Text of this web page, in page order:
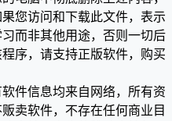
您访问和下载此文件，表示
而非其他用途，否则一切后
序，请支持正版软件，购买
件信息均来自网络，所有资
卖软件，不存在任何商业目